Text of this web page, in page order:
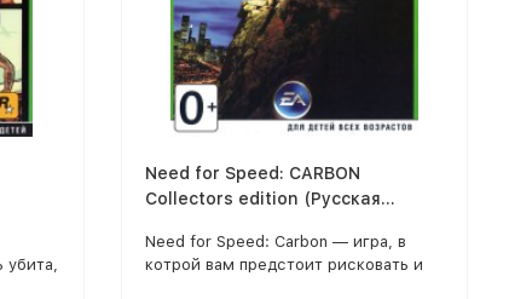
Need for Speed: CARBON
Collectors edition (Русская
Need for Speed: Carbon — игра, в
котрой вам предстоит рисковать и